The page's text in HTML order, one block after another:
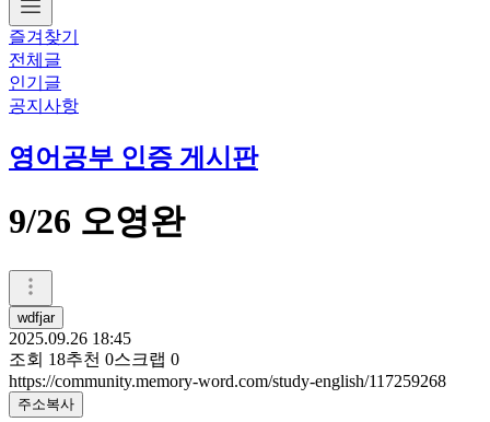
즐겨찾기
전체글
인기글
공지사항
영어공부 인증 게시판
9/26 오영완
wdfjar
2025.09.26 18:45
조회 18추천 0스크랩 0
https://community.memory-word.com/study-english/117259268
주소복사